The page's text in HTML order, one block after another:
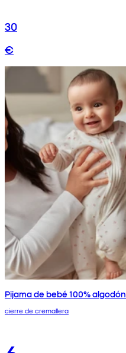
30
€
Pijama de bebé 100% algodón
cierre de cremallera